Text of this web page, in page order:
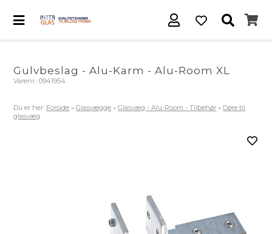
Gulvbeslag - Alu-Karm - Alu-Room XL
Varenr.:0941954
Du er her: Forside »Glasvægge »Glasvæg - Alu-Room - Tilbehør » Døre til
glasvæg